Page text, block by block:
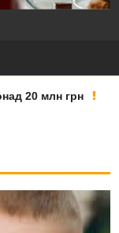
20 млн грн